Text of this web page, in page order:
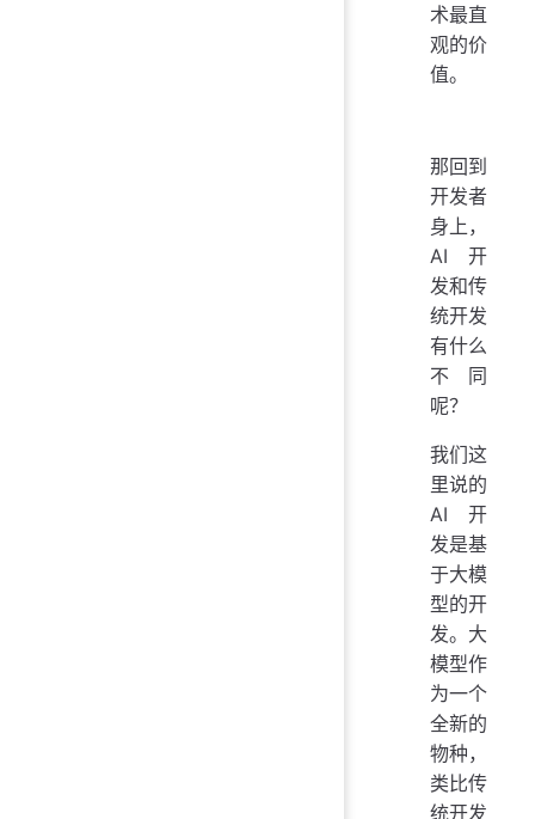
术最直
观的价
值。
那回到
开发者
身上，
AI 开
发和传
统开发
有什么
不同
呢？
我们这
里说的
AI 开
发是基
于大模
型的开
发。大
模型作
为一个
全新的
物种，
类比传
统开发